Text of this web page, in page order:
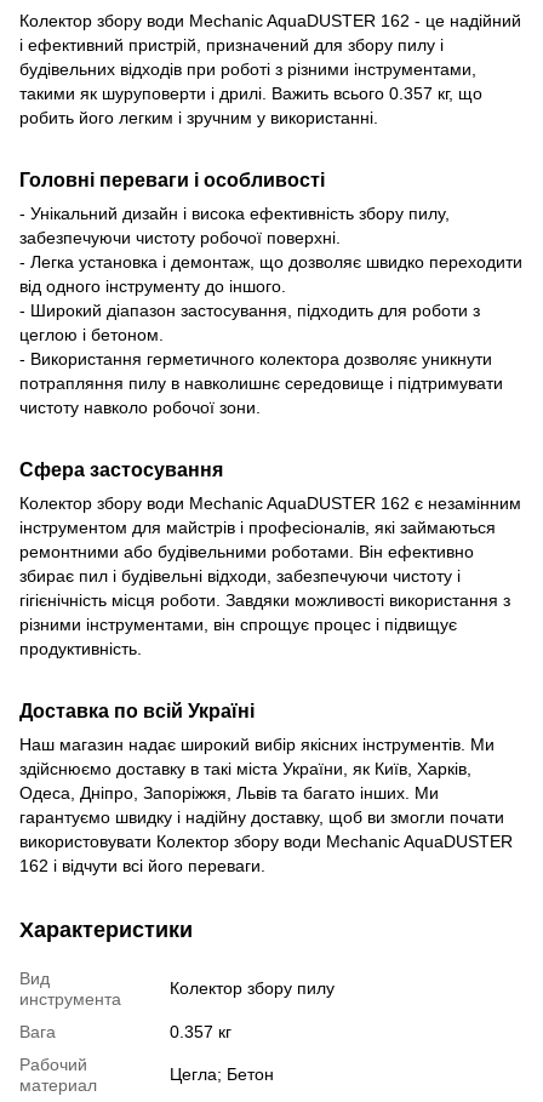
Колектор збору води Mechanic AquaDUSTER 162 - це надійний
і ефективний пристрій, призначений для збору пилу і
будівельних відходів при роботі з різними інструментами,
такими як шуруповерти і дрилі. Важить всього 0.357 кг, що
робить його легким і зручним у використанні.
Головні переваги і особливості
- Унікальний дизайн і висока ефективність збору пилу,
забезпечуючи чистоту робочої поверхні.
- Легка установка і демонтаж, що дозволяє швидко переходити
від одного інструменту до іншого.
- Широкий діапазон застосування, підходить для роботи з
цеглою і бетоном.
- Використання герметичного колектора дозволяє уникнути
потрапляння пилу в навколишнє середовище і підтримувати
чистоту навколо робочої зони.
Сфера застосування
Колектор збору води Mechanic AquaDUSTER 162 є незамінним
інструментом для майстрів і професіоналів, які займаються
ремонтними або будівельними роботами. Він ефективно
збирає пил і будівельні відходи, забезпечуючи чистоту і
гігієнічність місця роботи. Завдяки можливості використання з
різними інструментами, він спрощує процес і підвищує
продуктивність.
Доставка по всій Україні
Наш магазин надає широкий вибір якісних інструментів. Ми
здійснюємо доставку в такі міста України, як Київ, Харків,
Одеса, Дніпро, Запоріжжя, Львів та багато інших. Ми
гарантуємо швидку і надійну доставку, щоб ви змогли почати
використовувати Колектор збору води Mechanic AquaDUSTER
162 і відчути всі його переваги.
Характеристики
Вид
инструмента
Колектор збору пилу
Вага
0.357 кг
Рабочий
материал
Цегла; Бетон